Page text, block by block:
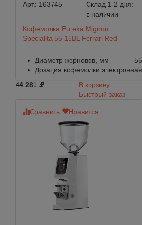
Арт.: 163745
Склад 1-2 дня:
в наличии
Кофемолка Eureka Mignon
Specialita 55 15BL Ferrari Red
Диаметр жерновов, мм
55
Дозация кофемолки электронная
44 281
В корзину
Быстрый заказ
Сравнить Нравится